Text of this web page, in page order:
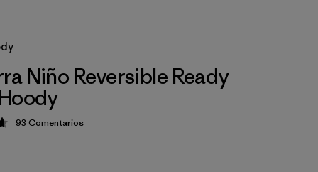
Niño Reversible Ready
4.7 / 5
93 Comentarios